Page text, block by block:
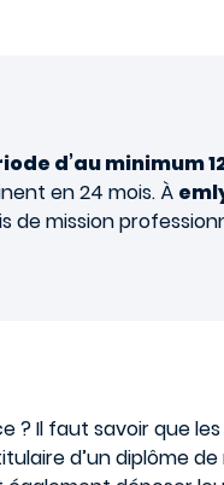
d’au minimum
en 24 mois. À
de mission
? Il faut savoir que
d’un diplôme